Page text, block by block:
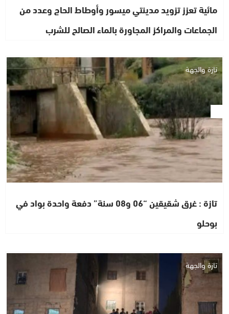
مائية تعزز تزويد مدينتي ميسور وأوطاط الحاج وعدد من
الجماعات والمراكز المجاورة بالماء الصالح للشرب
تازة والجهة
تازة : غرق شقيقين “06 و08 سنة” دفعة واحدة بواد في
بوحلو
تازة والجهة